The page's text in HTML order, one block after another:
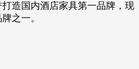
造国内酒店家具第一品牌，现
之一。